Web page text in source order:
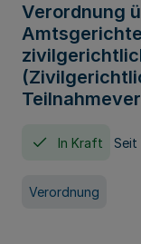
Verordnung
In Kraft Seit
Verordnung